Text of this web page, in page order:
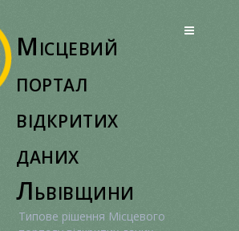
Місцевий
портал
відкритих
даних
Львівщини
Типове рішення Місцевого